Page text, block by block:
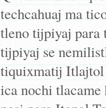
techcahuaj ma
tleno tijpiyaj para
tijpiyaj se
tiquixmatij Itlajtol
ica nochi